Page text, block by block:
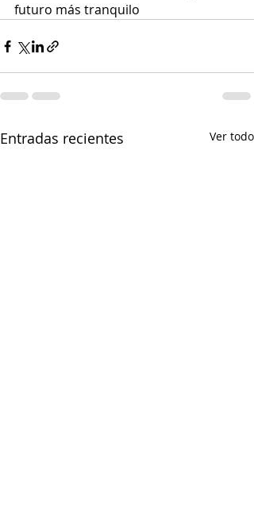
futuro más tranquilo
Entradas recientes Ver todo